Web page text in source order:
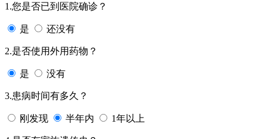
1.您是否已到医院确诊？
是 还没有
2.是否使用外用药物？
是 没有
3.患病时间有多久？
刚发现 半年内 1年以上